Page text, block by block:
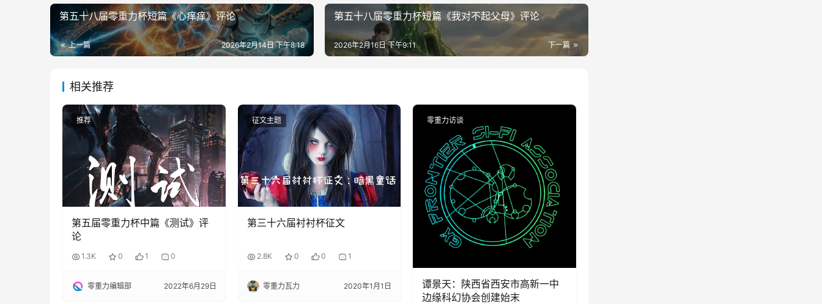
第五十八届零重力杯短篇《心痒痒》评论
上一篇 2026年2月14日 下午8:18
第五十八届零重力杯短篇《我对不起父母》评论
下一篇
2026年2月16日 下午9:11
相关推荐
推荐
第五届零重力杯中篇《测试》评
论
1.3K 0 1 0
零重力编辑部 2022年6月29日
征文主题
第三十六届衬衬杯征文
2.8K 0 0 1
零重力瓦力 2020年1月1日
零重力访谈
谭景天：陕西省西安市高新一中
边缘科幻协会创建始末